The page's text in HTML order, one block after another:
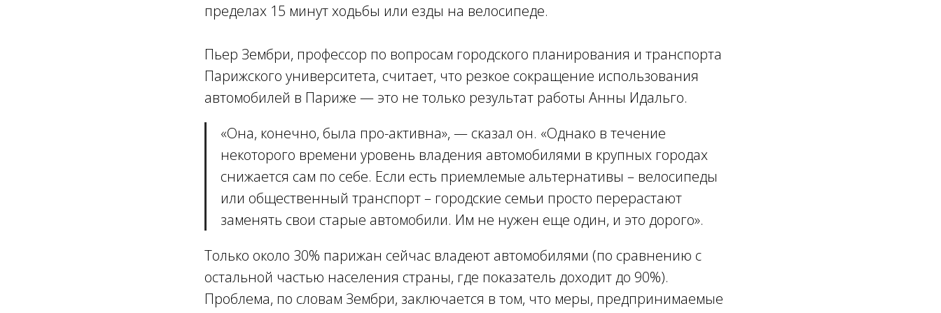
пределах 15 минут ходьбы или езды на велосипеде.
Пьер Зембри, профессор по вопросам городского планирования и транспорта
Парижского университета, считает, что резкое сокращение использования
автомобилей в Париже — это не только результат работы Анны Идальго.
«Она, конечно, была про-активна», — сказал он. «Однако в течение
некоторого времени уровень владения автомобилями в крупных городах
снижается сам по себе. Если есть приемлемые альтернативы – велосипеды
или общественный транспорт – городские семьи просто перерастают
заменять свои старые автомобили. Им не нужен еще один, и это дорого».
Только около 30% парижан сейчас владеют автомобилями (по сравнению с
остальной частью населения страны, где показатель доходит до 90%).
Проблема, по словам Зембри, заключается в том, что меры, предпринимаемые